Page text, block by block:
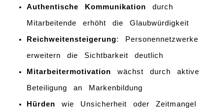
Authentische Kommunikation durch
Mitarbeitende erhöht die Glaubwürdigkeit
Reichweitensteigerung: Personennetzwerke
erweitern die Sichtbarkeit deutlich
Mitarbeitermotivation wächst durch aktive
Beteiligung an Markenbildung
Hürden wie Unsicherheit oder Zeitmangel